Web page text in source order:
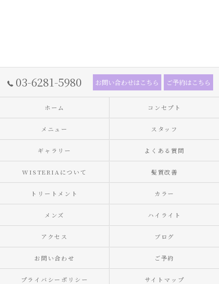
03-6281-5980 お問い合わせはこちら ご予約はこちら
ホーム コンセプト
メニュー スタッフ
ギャラリー よくある質問
WISTERIAについて 髪質改善
トリートメント カラー
メンズ ハイライト
アクセス ブログ
お問い合わせ ご予約
プライバシーポリシー サイトマップ